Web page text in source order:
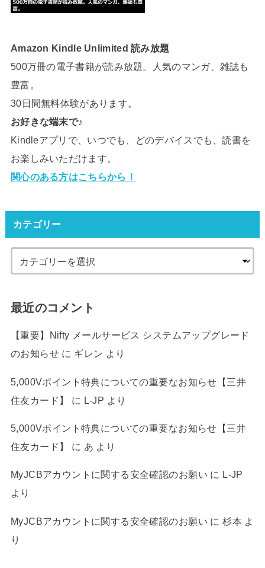
Amazon Kindle Unlimited 読み放題
500万冊の電子書籍が読み放題。人気のマンガ、雑誌も
豊富。
30日間無料体験があります。
お好きな端末で♪
Kindleアプリで、いつでも、どのデバイスでも、読書を
お楽しみいただけます。
関心のある方はこちらから！
カテゴリー
最近のコメント
【重要】Nifty メールサービス システムアップグレード
のお知らせに ギレン より
5,000Vポイント特典についての重要なお知らせ【三井
住友カード】
に L-JP より
5,000Vポイント特典についての重要なお知らせ【三井
住友カード】
に あ より
MyJCBアカウントに関する安全確認のお願い に L-JP
より
MyJCBアカウントに関する安全確認のお願い に杉本 よ
り